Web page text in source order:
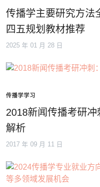
传播学主要研究方法
四五规划教材推荐
2025 年 01 月 28 日
传播学学习
2018新闻传播考研
解析
2017 年 09 月 11 日